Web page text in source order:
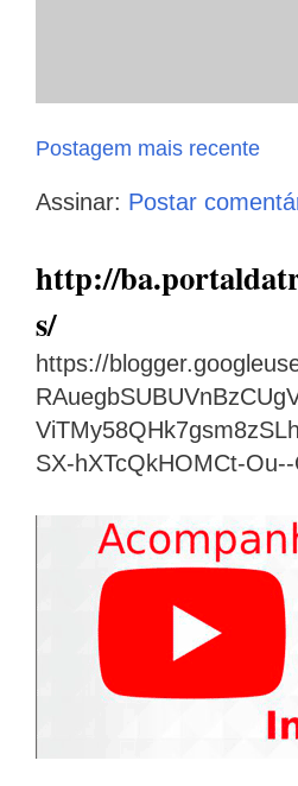
Postagem mais recente
Assinar: Postar
http://
s/
https://
SX-hXTcQkHOMCt-